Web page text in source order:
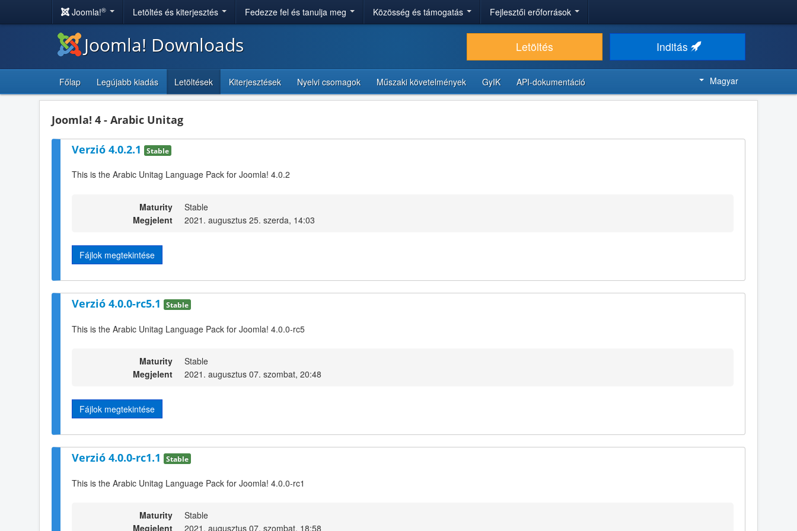
Joomla!® Letöltés és kiterjesztés Fedezze fel és tanulja meg Közösség és támogatás Fejlesztői erőforrások
Joomla! Downloads Letöltés Inditás
Főlap Legújabb kiadás Letöltések Kiterjesztések Nyelvi csomagok Műszaki követelmények GyIK API-dokumentáció Magyar
Joomla! 4 - Arabic Unitag
Verzió 4.0.2.1 Stable
This is the Arabic Unitag Language Pack for Joomla! 4.0.2
Maturity
Stable
Megjelent
2021. augusztus 25. szerda, 14:03
Fájlok megtekintése
Verzió 4.0.0-rc5.1 Stable
This is the Arabic Unitag Language Pack for Joomla! 4.0.0-rc5
Maturity
Stable
Megjelent
2021. augusztus 07. szombat, 20:48
Fájlok megtekintése
Verzió 4.0.0-rc1.1 Stable
This is the Arabic Unitag Language Pack for Joomla! 4.0.0-rc1
Maturity
Stable
Megjelent
2021. augusztus 07. szombat, 18:58